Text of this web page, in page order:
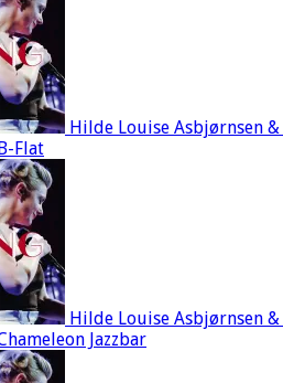
Hilde Louise Asbjørnsen
Flat
Hilde Louise Asbjørnsen
Jazzbar